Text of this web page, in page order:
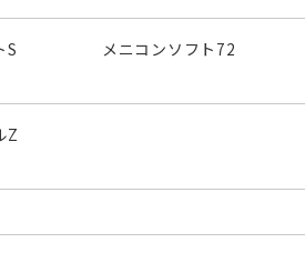
S メニコンソフト72
Z